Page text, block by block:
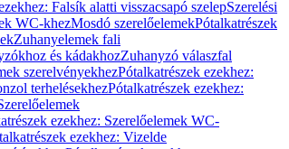
Falsík alatti visszacsapó szelepSzerelési
WC-khezMosdó szerelőelemekPótalkatrészek
Zuhanyelemek fali
és kádakhozZuhanyzó válaszfal
szerelvényekhezPótalkatrészek ezekhez:
terhelésekhezPótalkatrészek ezekhez:
ezekhez: Szerelőelemek WC-
ezekhez: Vizelde